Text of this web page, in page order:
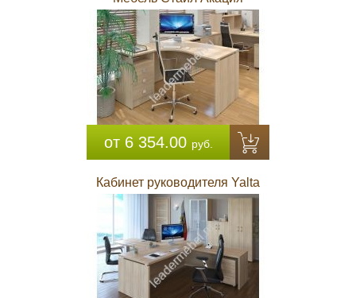
от 6 354.00 руб.
Кабинет руководителя Yalta